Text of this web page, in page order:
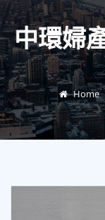
中環婦
Home